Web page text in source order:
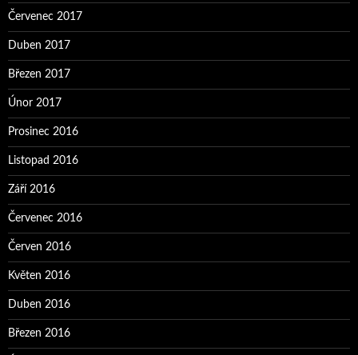
Červenec 2017
Duben 2017
Březen 2017
Únor 2017
Prosinec 2016
Listopad 2016
Září 2016
Červenec 2016
Červen 2016
Květen 2016
Duben 2016
Březen 2016